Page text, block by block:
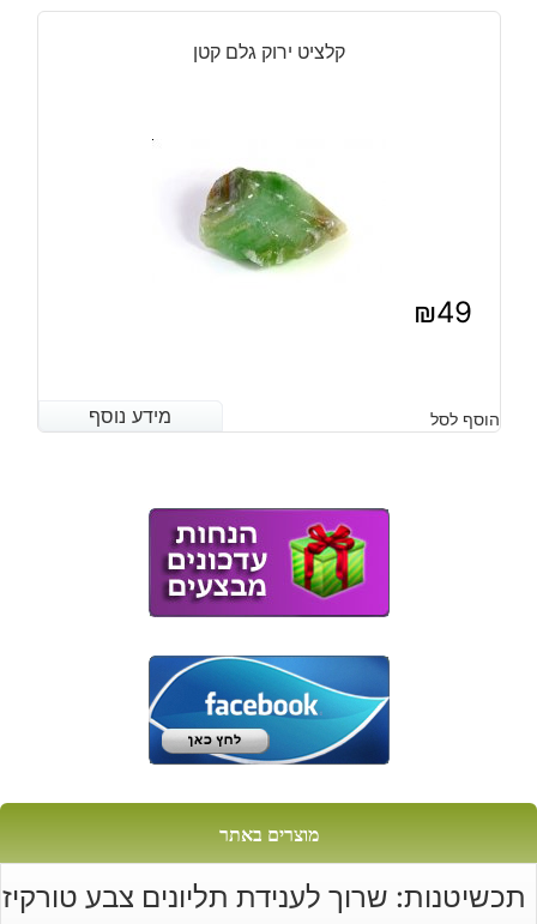
קלציט ירוק גלם קטן
₪49
מידע נוסף הוסף לסל מידע נוסף
מוצרים באתר
תכשיטנות: שרוך לענידת תליונים צבע טורקיז